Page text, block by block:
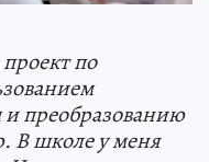
по
преобразованию
В школе у меня